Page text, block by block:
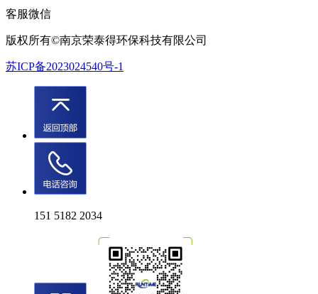
客服微信
版权所有©南京荣泰得环保科技有限公司
苏ICP备2023024540号-1
151 5182 2034